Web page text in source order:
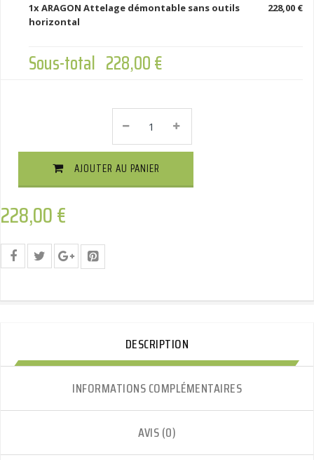
1x ARAGON Attelage démontable sans outils
horizontal
228,00 €
Sous-total 228,00 €
ARAGON
Attelage
Démontable
Sans
Outils
Horizontal
AJOUTER AU PANIER
228,00€
DESCRIPTION
INFORMATIONS COMPLÉMENTAIRES
AVIS (0)